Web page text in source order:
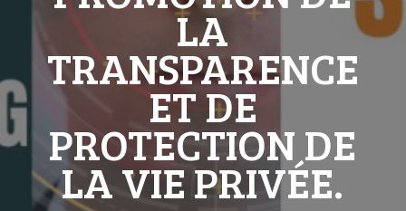
LA
TRANSPARENCE
ET DE
PROTECTION DE
LA VIE PRIVÉE.